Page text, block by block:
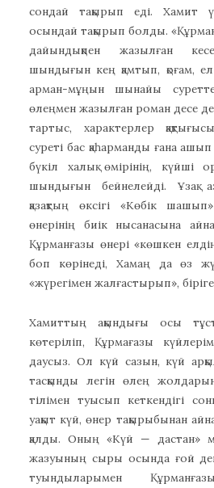
сондай тақырып еді. Хамит
осындай тақырып болды.
дайындықпен жазылған
шындығын кең қамтып, қоғам, ел
арман-мұңын шынайы
өлеңмен жазылған роман десе
тартыс, характерлер
суреті бас қаһарманды ғана ашып
бүкіл халық өмірінің, күйші
шындығын бейнелейді. Ұзақ
қазақтың өксігі «Көбік
өнерінің биік нысанасына
Құрманғазы өнері «көшкен
боп көрінеді, Хамаң да өз
«жүрегімен жалғастырып»,
Хамиттың ақындығы осы
көтеріліп, Құрмағазы
даусыз. Ол күй сазын, күй
тасқынды легін өлең
тілімен туысып кеткендігі
уақыт күй, өнер тақырыбынан
қалды. Оның «Күй — дастан»
жазуының сыры осында ғой
туындыларымен